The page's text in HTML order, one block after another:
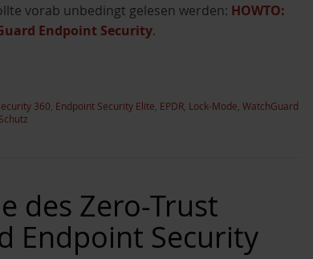
vorab unbedingt gelesen werden: HOWTO:
Endpoint Security.
360 Endpoint Security Elite EPDR Lock-Mode WatchGuard
des Zero-Trust
Endpoint Security